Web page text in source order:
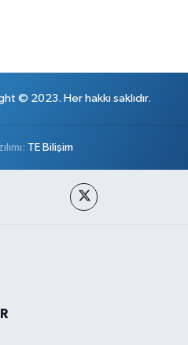
© 2023. Her hakkı saklıdır.
TE Bilişim